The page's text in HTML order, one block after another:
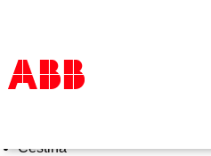
Products & Solutions
Čeština